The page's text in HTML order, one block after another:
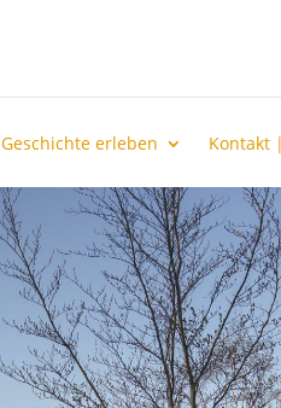
Geschichte erleben Kontakt